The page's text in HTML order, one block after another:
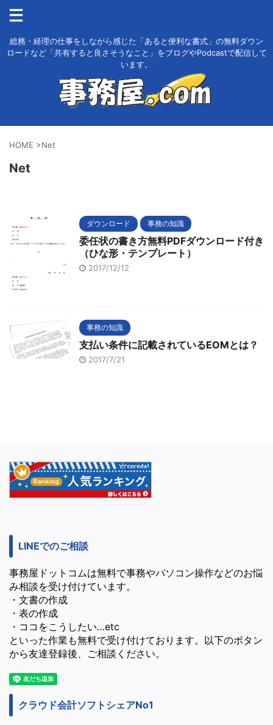
総務・経理の仕事をしながら感じた「あると便利な書式」の無料ダウン
ロードなど「共有すると良さそうなこと」をブログやPodcastで配信して
います。
HOME >Net
Net
ダウンロード 事務の知識
委任状の書き方無料PDFダウンロード付き
（ひな形・テンプレート）
2017/12/12
事務の知識
支払い条件に記載されているEOMとは？
2017/7/21
LINEでのご相談
事務屋ドットコムは無料で事務やパソコン操作などのお悩
み相談を受け付けています。
・文書の作成
・表の作成
・ココをこうしたい…etc
といった作業も無料で受け付けております。以下のボタン
から友達登録後、ご相談ください。
クラウド会計ソフトシェアNo1